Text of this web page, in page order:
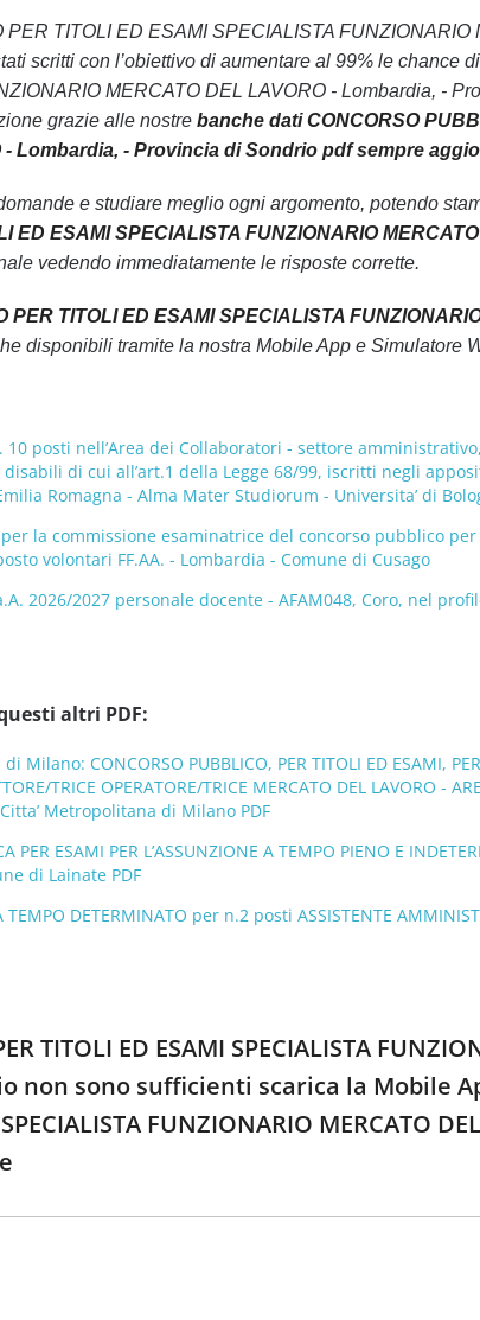
TITOLI ED ESAMI SPECIALISTA
scritti con l’obiettivo di aumentare al 99% le chance
MERCATO DEL LAVORO - Lombardia, -
grazie alle nostre banche dati CONCORSO
- Lombardia, - Provincia di Sondrio pdf sempre
e studiare meglio ogni argomento, potendo
ED ESAMI SPECIALISTA FUNZIONARIO
vedendo immediatamente le risposte corrette.
PER TITOLI ED ESAMI SPECIALISTA
disponibili tramite la nostra Mobile App e Simulatore
10 posti nell’Area dei Collaboratori - settore
di cui all’art.1 della Legge 68/99, iscritti negli
Romagna - Alma Mater Studiorum - Universita’ di
la commissione esaminatrice del concorso pubblico
volontari FF.AA. - Lombardia - Comune di Cusago
2026/2027 personale docente - AFAM048, Coro, nel
altri PDF:
CONCORSO PUBBLICO, PER TITOLI ED ESAMI, PER
TRICE OPERATORE/TRICE MERCATO DEL LAVORO -
Metropolitana di Milano PDF
ESAMI PER L’ASSUNZIONE A TEMPO PIENO E
di Lainate PDF
DETERMINATO per n.2 posti ASSISTENTE
TITOLI ED ESAMI SPECIALISTA
non sono sufficienti scarica la Mobile
FUNZIONARIO MERCATO